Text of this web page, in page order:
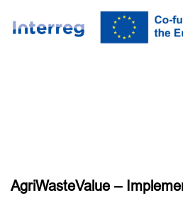
AgriWasteValue –